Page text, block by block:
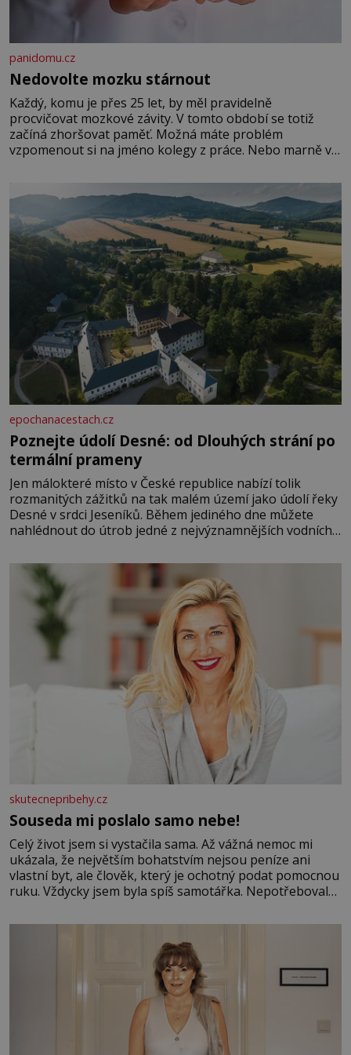
panidomu.cz
Nedovolte mozku stárnout
Každý, komu je přes 25 let, by měl pravidelně
procvičovat mozkové závity. V tomto období se totiž
začíná zhoršovat paměť. Možná máte problém
vzpomenout si na jméno kolegy z práce. Nebo marně v
Je to opravdu tak, s věkem jako kdyby se paměť
rozhodla stávkovat. Cvičte
epochanacestach.cz
Poznejte údolí Desné: od Dlouhých strání po
termální prameny
Jen málokteré místo v České republice nabízí tolik
rozmanitých zážitků na tak malém území jako údolí řeky
Desné v srdci Jeseníků. Během jediného dne můžete
nahlédnout do útrob jedné z nejvýznamnějších vodních
se na koloběžce a den zakončit poznáváním památek ve
Velkých Losinách nebo v termálním
skutecnepribehy.cz
Souseda mi poslalo samo nebe!
Celý život jsem si vystačila sama. Až vážná nemoc mi
ukázala, že největším bohatstvím nejsou peníze ani
vlastní byt, ale člověk, který je ochotný podat pomocnou
ruku. Vždycky jsem byla spíš samotářka. Nepotřebovala
mi knihy, práce a hlavně klid. Hned po studiích jsem